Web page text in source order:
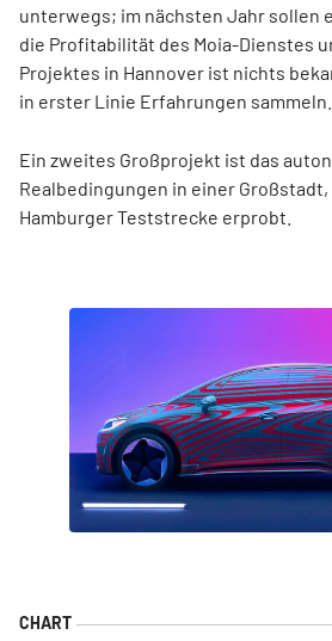
unterwegs; im nächsten Jahr sollen
die Profitabilität des Moia-Dienstes
Projektes in Hannover ist nichts
in erster Linie Erfahrungen sammeln.
Ein zweites Großprojekt ist das
Realbedingungen in einer Großstadt,
Hamburger Teststrecke erprobt.